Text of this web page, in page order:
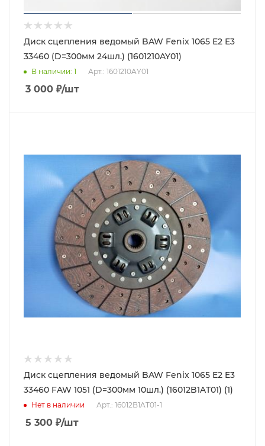
Диск сцепления ведомый BAW Fenix 1065 E2 Е3
33460 (D=300мм 24шл.) (1601210AY01)
В наличии: 1 Арт.: 1601210AY01
3 000 ₽/шт
Диск сцепления ведомый BAW Fenix 1065 E2 E3
33460 FAW 1051 (D=300мм 10шл.) (16012B1AT01) (1)
Нет в наличии Арт.: 16012B1AT01-1
5 300 ₽/шт